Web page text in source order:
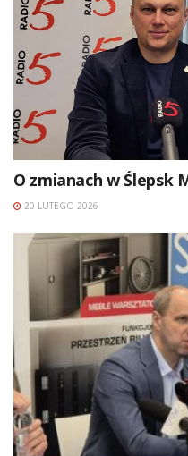
O zmianach w Ślepsk
20 LUTEGO 2026